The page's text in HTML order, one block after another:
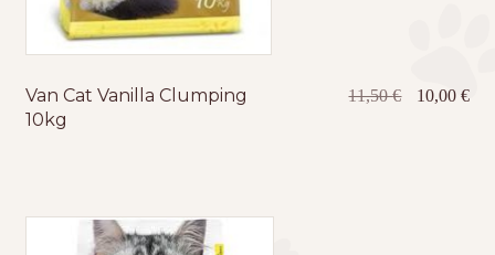
Van Cat Vanilla Clumping
10kg
11,50€
Original
10,00€Η